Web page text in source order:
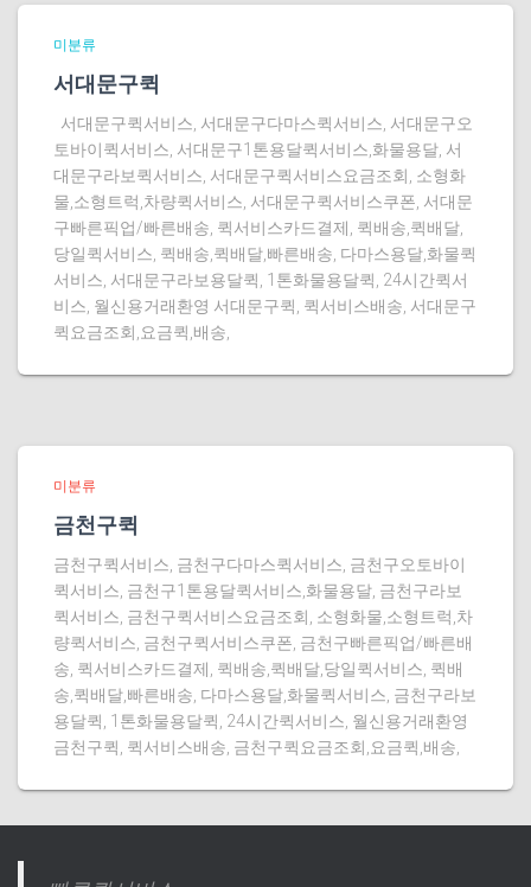
미분류
서대문구퀵
서대문구퀵서비스, 서대문구다마스퀵서비스, 서대문구오
토바이퀵서비스, 서대문구1톤용달퀵서비스,화물용달, 서
대문구라보퀵서비스, 서대문구퀵서비스요금조회, 소형화
물,소형트럭,차량퀵서비스, 서대문구퀵서비스쿠폰, 서대문
구빠른픽업/빠른배송, 퀵서비스카드결제, 퀵배송,퀵배달,
당일퀵서비스, 퀵배송,퀵배달,빠른배송, 다마스용달,화물퀵
서비스, 서대문구라보용달퀵, 1톤화물용달퀵, 24시간퀵서
비스, 월신용거래환영 서대문구퀵, 퀵서비스배송, 서대문구
퀵요금조회,요금퀵,배송,
미분류
금천구퀵
금천구퀵서비스, 금천구다마스퀵서비스, 금천구오토바이
퀵서비스, 금천구1톤용달퀵서비스,화물용달, 금천구라보
퀵서비스, 금천구퀵서비스요금조회, 소형화물,소형트럭,차
량퀵서비스, 금천구퀵서비스쿠폰, 금천구빠른픽업/빠른배
송, 퀵서비스카드결제, 퀵배송,퀵배달,당일퀵서비스, 퀵배
송,퀵배달,빠른배송, 다마스용달,화물퀵서비스, 금천구라보
용달퀵, 1톤화물용달퀵, 24시간퀵서비스, 월신용거래환영
금천구퀵, 퀵서비스배송, 금천구퀵요금조회,요금퀵,배송,